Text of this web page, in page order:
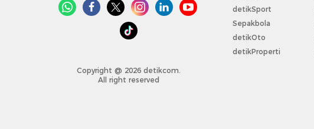
Copyright @ 2026 detikcom.
All right reserved
detikSport
Sepakbola
detikOto
detikProperti